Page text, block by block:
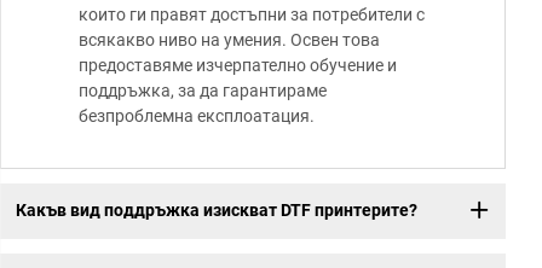
които ги правят достъпни за потребители с
всякакво ниво на умения. Освен това
предоставяме изчерпателно обучение и
поддръжка, за да гарантираме
безпроблемна експлоатация.
Какъв вид поддръжка изискват DTF принтерите?